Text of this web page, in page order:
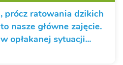
prócz ratowania dzikich
nasze główne zajęcie.
opłakanej sytuacji...